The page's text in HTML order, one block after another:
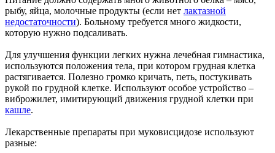
рыбу, яйца, молочные продукты (если нет лактазной
недостаточности). Больному требуется много жидкости,
которую нужно подсаливать.
Для улучшения функции легких нужна лечебная гимнастика,
используются положения тела, при котором грудная клетка
растягивается. Полезно громко кричать, петь, постукивать
рукой по грудной клетке. Используют особое устройство –
виброжилет, имитирующий движения грудной клетки при
кашле.
Лекарственные препараты при муковисцидозе используют
разные: